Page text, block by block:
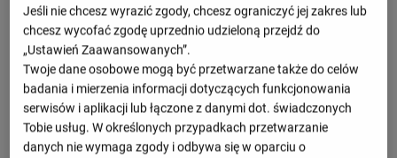
Zobacz więcej
Nadchodzące mecze
Lechia Zielona Góra
- : -
08.08, 18:00 Sokol Kleczew
Jeśli nie chcesz wyrazić zgody, chcesz ograniczyć jej zakres lub
chcesz wycofać zgodę uprzednio udzieloną przejdź do
„Ustawień Zaawansowanych”.
Twoje dane osobowe mogą być przetwarzane także do celów
badania i mierzenia informacji dotyczących funkcjonowania
serwisów i aplikacji lub łączone z danymi dot. świadczonych
Tobie usług. W określonych przypadkach przetwarzanie
danych nie wymaga zgody i odbywa się w oparciu o